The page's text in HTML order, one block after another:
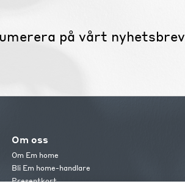
på vårt nyhetsbrev
Om oss
Om Em home
Bli Em home-handlare
Presentkort